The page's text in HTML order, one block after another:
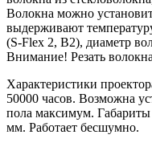
Волокна можно
выдерживают
(S-Flex 2, B2), диаметр
Внимание! Резать
Характеристики
50000 часов. Возможна
пола максимум.
мм. Работает бесшумно.